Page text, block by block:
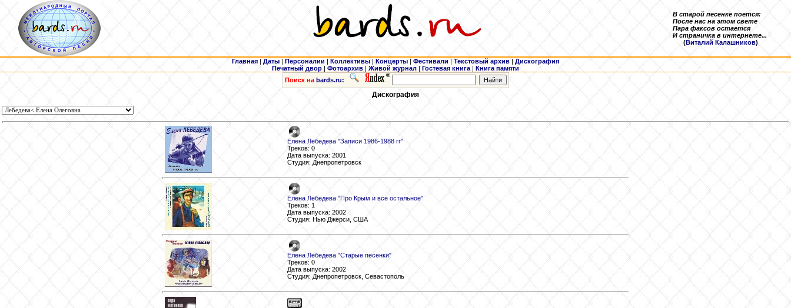
В старой песенке поется:
После нас на этом свете
Пара факсов остается
И страничка в интернете...
(Виталий Калашников)
Главная | Даты | Персоналии | Коллективы | Концерты | Фестивали | Текстовый архив | Дискография
Печатный двор | Фотоархив | Живой журнал | Гостевая книга | Книга памяти
Поиск на bards.ru:
Дискография
Елена Лебедева "Записи 1986-1988 гг"
Треков: 0
Дата выпуска: 2001
Студия: Днепропетровск
Елена Лебедева "Про Крым и все остальное"
Треков: 1
Дата выпуска: 2002
Студия: Нью Джерси, США
Елена Лебедева "Старые песенки"
Треков: 0
Дата выпуска: 2002
Студия: Днепропетровск, Севастополь